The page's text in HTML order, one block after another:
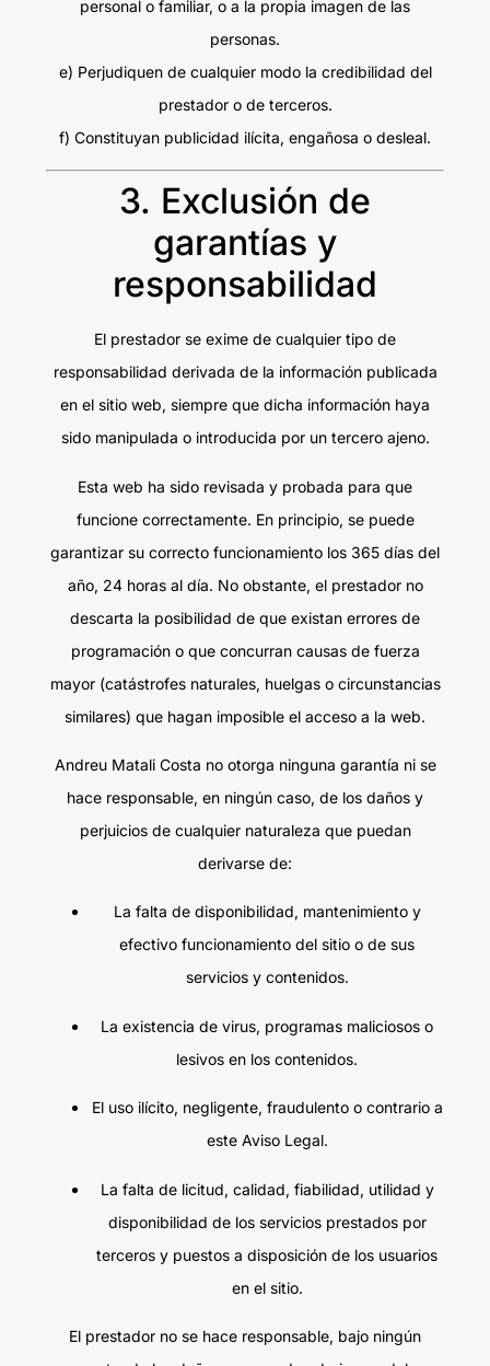
personal o familiar, o a la propia imagen de las
personas.
e) Perjudiquen de cualquier modo la credibilidad del
prestador o de terceros.
f) Constituyan publicidad ilícita, engañosa o desleal.
3. Exclusión de
garantías y
responsabilidad
El prestador se exime de cualquier tipo de
responsabilidad derivada de la información publicada
en el sitio web, siempre que dicha información haya
sido manipulada o introducida por un tercero ajeno.
Esta web ha sido revisada y probada para que
funcione correctamente. En principio, se puede
garantizar su correcto funcionamiento los 365 días del
año, 24 horas al día. No obstante, el prestador no
descarta la posibilidad de que existan errores de
programación o que concurran causas de fuerza
mayor (catástrofes naturales, huelgas o circunstancias
similares) que hagan imposible el acceso a la web.
Andreu Matali Costa no otorga ninguna garantía ni se
hace responsable, en ningún caso, de los daños y
perjuicios de cualquier naturaleza que puedan
derivarse de:
La falta de disponibilidad, mantenimiento y
efectivo funcionamiento del sitio o de sus
servicios y contenidos.
La existencia de virus, programas maliciosos o
lesivos en los contenidos.
El uso ilícito, negligente, fraudulento o contrario a
este Aviso Legal.
La falta de licitud, calidad, fiabilidad, utilidad y
disponibilidad de los servicios prestados por
terceros y puestos a disposición de los usuarios
en el sitio.
El prestador no se hace responsable, bajo ningún